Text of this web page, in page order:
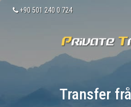
+90 501 240 0 724
Transfer